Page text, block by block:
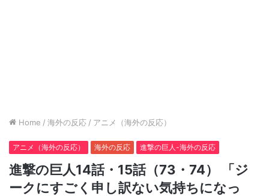
Home / 海外の反応 / アニメ（海外の反応）
アニメ（海外の反応） 海外の反応 進撃の巨人-海外の反応
進撃の巨人14話・15話（73・74） 「ジ
ークにすごく申し訳ない気持ちになっ